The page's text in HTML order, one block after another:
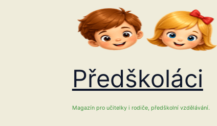
Předškoláci
Magazín pro učitelky i rodiče, předškolní vzdělávání.